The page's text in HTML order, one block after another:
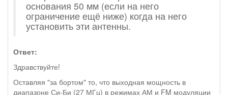
основания 50 мм (если на него
ограничение ещё ниже) когда на него
установить эти антенны.
Ответ:
Здравствуйте!
Оставляя "за бортом" то, что выходная мощность в
диапазоне Си-Би (27 МГц) в режимах АМ и FM модуляции